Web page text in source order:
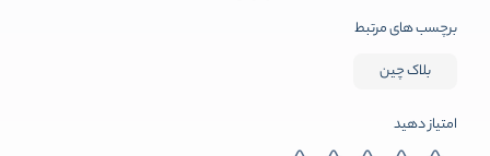
برچسب های مرتبط
بلاک چین
امتیاز دهید